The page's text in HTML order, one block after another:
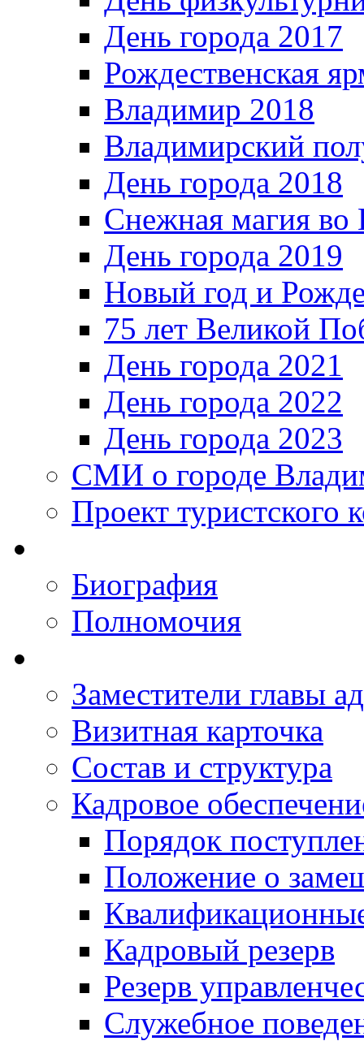
День города 2017
Рождественская
Владимир 2018
Владимирский
День города 2018
Снежная магия во
День города 2019
Новый год и
75 лет Великой
День города 2021
День города 2022
День города 2023
СМИ о городе
Проект туристского
Биография
Полномочия
Заместители главы
Визитная карточка
Состав и структура
Кадровое
Порядок
Положение о
Кадровый резерв
Резерв
Служебное